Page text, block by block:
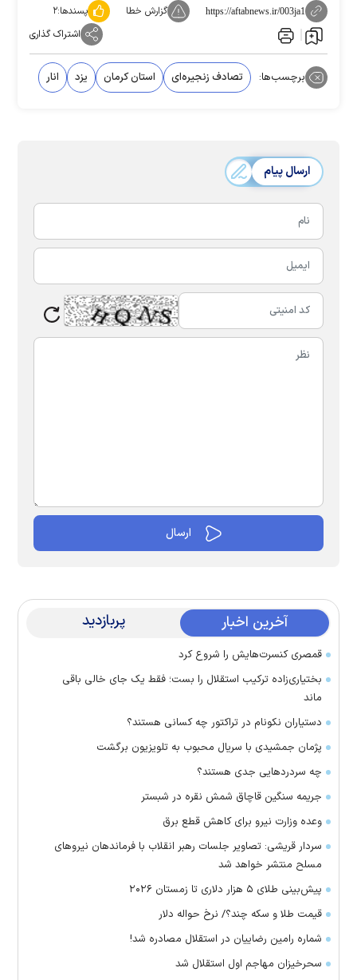
https://aftabnews.ir/003ja1 گزارش خطا پسندها:۲
اشتراک گذاری
برچسب‌ها: تصادف زنجیره‌ای استان کرمان یزد انار
ارسال پیام
آخرین اخبار پربازدید
قمصری کنسرت‌هایش را شروع کرد
بختیاری‌زاده ترکیب استقلال را بست؛ فقط یک جای خالی باقی
ماند
دستیاران نکونام در تراکتور چه کسانی هستند؟
پژمان جمشیدی با سریال محبوب به تلویزیون برگشت
چه سردرد‌هایی جدی هستند؟
جریمه سنگین قاچاق شمش نقره در شبستر
وعده وزارت نیرو برای کاهش قطع برق
سردار قریشی: تصاویر جلسات رهبر انقلاب با فرماندهان نیرو‌های
مسلح منتشر خواهد شد
پیش‌بینی طلای ۵ هزار دلاری تا زمستان ۲۰۲۶
قیمت طلا و سکه چند؟/ نرخ حواله دلار
شماره رامین رضاییان در استقلال مصادره شد!
سحرخیزان مهاجم اول استقلال شد